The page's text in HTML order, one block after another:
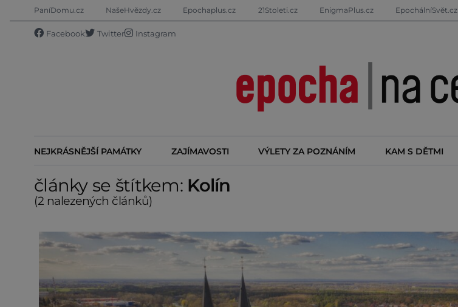
PaníDomu.cz NašeHvězdy.cz Epochaplus.cz 21Stoleti.cz EnigmaPlus.cz EpochálníSvět.cz
Facebook Twitter Instagram
NEJKRÁSNĚJŠÍ PAMÁTKY ZAJÍMAVOSTI VÝLETY ZA POZNÁNÍM KAM S DĚTMI
články se štítkem: Kolín
(2 nalezených článků)